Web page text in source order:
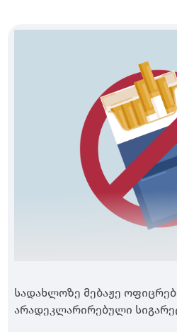
სადახლოზე მებაჟე
არადეკლარირებული